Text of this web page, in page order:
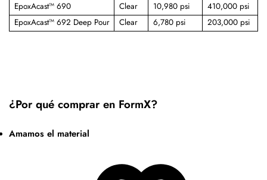
EpoxAcast™ 690
Clear 10,980 psi
410,000 psi
EpoxAcast™ 692 Deep Pour
Clear 6,780 psi 203,000 psi
¿Por qué comprar en FormX?
Amamos el material